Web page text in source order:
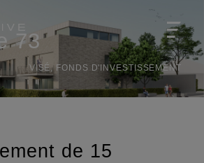
73
VISÉ, FONDS D'INVESTISSEMENT
de 15